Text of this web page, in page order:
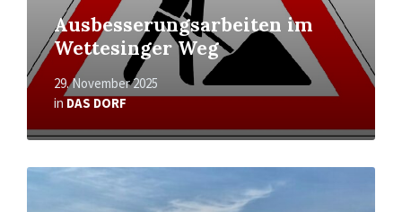
Ausbesserungsarbeiten im
Wettesinger Weg
29. November 2025
in DAS DORF
Read